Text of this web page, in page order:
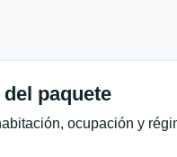
paquete
ocupación y